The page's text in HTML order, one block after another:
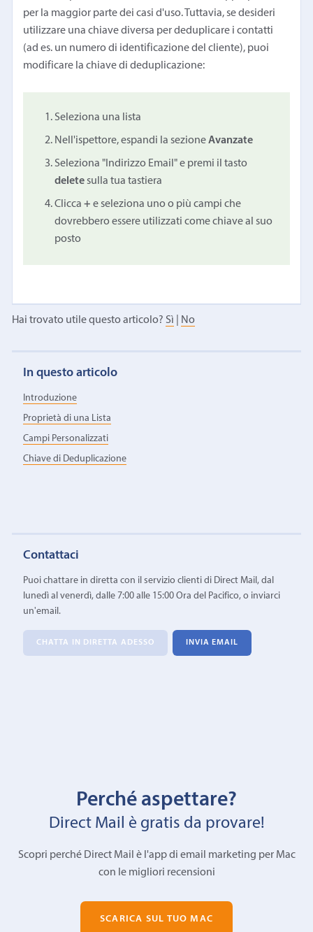
per la maggior parte dei casi d'uso. Tuttavia, se desideri
utilizzare una chiave diversa per deduplicare i contatti
(ad es. un numero di identificazione del cliente), puoi
modificare la chiave di deduplicazione:
Seleziona una lista
Nell'ispettore, espandi la sezioneAvanzate
Seleziona "Indirizzo Email" e premi il tasto
deletesulla tua tastiera
Clicca+ e seleziona uno o più campi che
dovrebbero essere utilizzati come chiave al suo
posto
Hai trovato utile questo articolo? Sì No
In questo articolo
Introduzione
Proprietà di una Lista
Campi Personalizzati
Chiave di Deduplicazione
Contattaci
Puoi chattare in diretta con il servizio clienti di Direct Mail, dal
lunedì al venerdì, dalle 7:00 alle 15:00 Ora del Pacifico, o inviarci
un'email.
CHATTA IN DIRETTA ADESSO INVIA EMAIL
Perché aspettare?
Direct Mail è gratis da provare!
Scopri perché Direct Mail è l'app di email marketing per Mac
con le migliori recensioni
SCARICA SUL TUO MAC